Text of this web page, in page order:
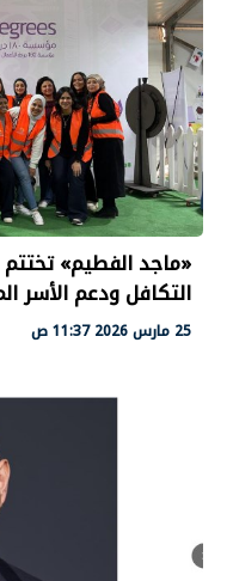
«ماجد الفطيم» تختتم
التكافل ودعم الأسر
25 مارس 2026 11:37 ص